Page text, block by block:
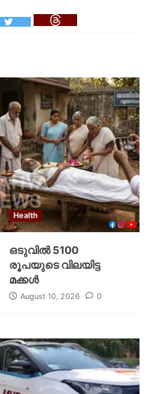
Health
ഒടുവിൽ 5100
രൂപയുടെ വിലയിട്ട
മക്കൾ
August 10, 2026 0